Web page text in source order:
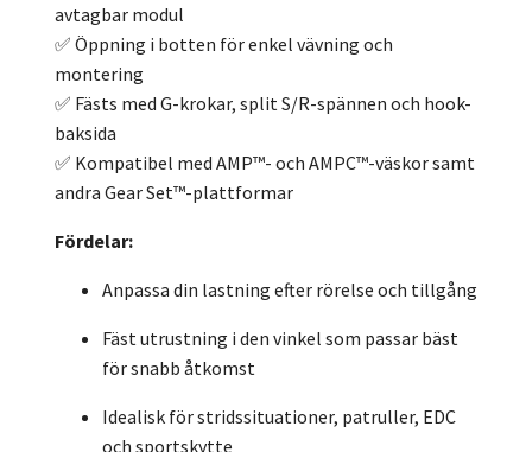
avtagbar modul
✅ Öppning i botten för enkel vävning och
montering
✅ Fästs med G-krokar, split S/R-spännen och hook-
baksida
✅ Kompatibel med AMP™- och AMPC™-väskor samt
andra Gear Set™-plattformar
Fördelar:
Anpassa din lastning efter rörelse och tillgång
Fäst utrustning i den vinkel som passar bäst
för snabb åtkomst
Idealisk för stridssituationer, patruller, EDC
och sportskytte